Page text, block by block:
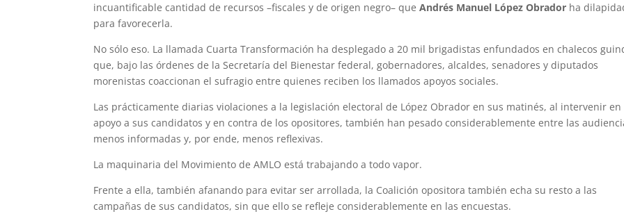
incuantificable cantidad de recursos –fiscales y de origen negro– queAndrés Manuel López Obrador ha
para favorecerla.
No sólo eso. La llamada Cuarta Transformación ha desplegado a 20 mil brigadistas enfundados en chalecos
que, bajo las órdenes de la Secretaría del Bienestar federal, gobernadores, alcaldes, senadores y diputados
morenistas coaccionan el sufragio entre quienes reciben los llamados apoyos sociales.
Las prácticamente diarias violaciones a la legislación electoral de López Obrador en sus matinés, al intervenir en
apoyo a sus candidatos y en contra de los opositores, también han pesado considerablemente entre las
menos informadas y, por ende, menos reflexivas.
La maquinaria del Movimiento de AMLO está trabajando a todo vapor.
Frente a ella, también afanando para evitar ser arrollada, la Coalición opositora también echa su resto a las
campañas de sus candidatos, sin que ello se refleje considerablemente en las encuestas.